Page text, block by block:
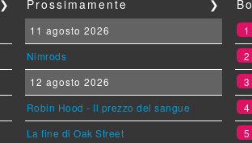
❯ Prossimamente ❯
11 agosto 2026
Nimrods
12 agosto 2026
Robin Hood - Il prezzo del sangue
La fine di Oak Street
1
2
3
4
5